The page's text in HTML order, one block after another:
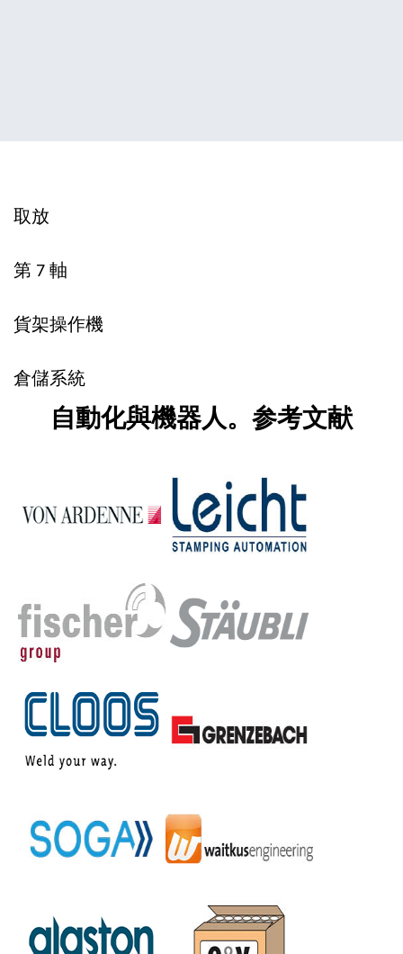
取放
第 7 軸
貨架操作機
倉儲系統
自動化與機器人。参考文献